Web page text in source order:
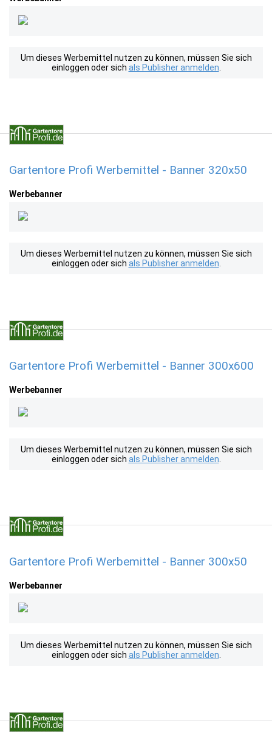
Um dieses Werbemittel nutzen zu können, müssen Sie sich
einloggen oder sich als Publisher anmelden
Gartentore Profi Werbemittel - Banner 320x50
Werbebanner
Um dieses Werbemittel nutzen zu können, müssen Sie sich
einloggen oder sich als Publisher anmelden
Gartentore Profi Werbemittel - Banner 300x600
Werbebanner
Um dieses Werbemittel nutzen zu können, müssen Sie sich
einloggen oder sich als Publisher anmelden
Gartentore Profi Werbemittel - Banner 300x50
Werbebanner
Um dieses Werbemittel nutzen zu können, müssen Sie sich
einloggen oder sich als Publisher anmelden